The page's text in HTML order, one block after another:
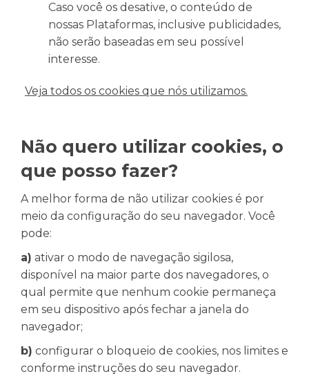
Caso você os desative, o conteúdo de
nossas Plataformas, inclusive publicidades,
não serão baseadas em seu possível
interesse.
Veja todos os cookies que nós utilizamos.
Não quero utilizar cookies, o
que posso fazer?
A melhor forma de não utilizar cookies é por
meio da configuração do seu navegador. Você
pode:
a) ativar o modo de navegação sigilosa,
disponível na maior parte dos navegadores, o
qual permite que nenhum cookie permaneça
em seu dispositivo após fechar a janela do
navegador;
b) configurar o bloqueio de cookies, nos limites e
conforme instruções do seu navegador.